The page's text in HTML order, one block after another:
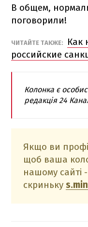
В общем,
поговорили!
ЧИТАЙТЕ ТАКЖЕ:
Как
российские
Колонка є
редакція 24
Якщо ви профі
щоб ваша
нашому сайті
скриньку